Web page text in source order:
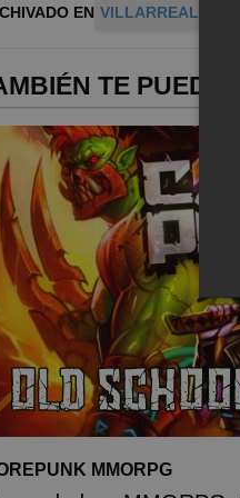
EN VILLARREAL CF
TE PUEDE
MMORPG